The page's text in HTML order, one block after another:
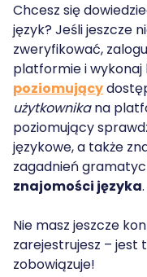
Chcesz się
język? Jeśli jeszcze
zweryfikować,
platformie i wykonaj
poziomujący
użytkownikana
poziomujący
językowe, a także
zagadnień
znajomości języka.
Nie masz jeszcze
zarejestrujesz – jest
zobowiązuje!